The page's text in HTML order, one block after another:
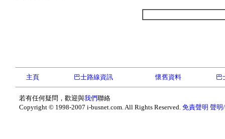
主頁 巴士路線資訊 懷舊資料 巴
若有任何疑問，歡迎與我們聯絡
Copyright © 1998-2007 i-busnet.com. All Rights Reserved. 免責聲明 聲明